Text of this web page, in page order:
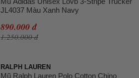
JL4037 Màu Xanh Navy
890.000 đ
1.250.000 đ
RALPH LAUREN
Mũ Ralph Lauren Polo Cotton Chino